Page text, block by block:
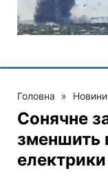
Головна » Новини
Сонячне
зменшить